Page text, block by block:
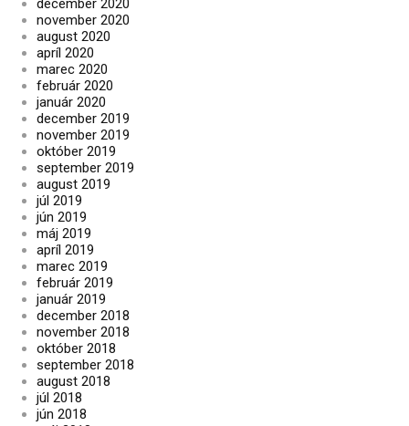
december 2020
november 2020
august 2020
apríl 2020
marec 2020
február 2020
január 2020
december 2019
november 2019
október 2019
september 2019
august 2019
júl 2019
jún 2019
máj 2019
apríl 2019
marec 2019
február 2019
január 2019
december 2018
november 2018
október 2018
september 2018
august 2018
júl 2018
jún 2018